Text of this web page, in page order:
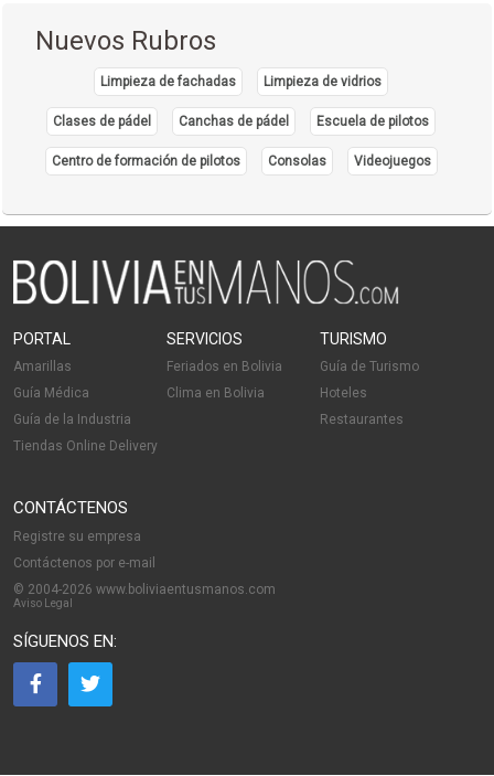
Nuevos Rubros
Limpieza de fachadas Limpieza de vidrios
Clases de pádel Canchas de pádel Escuela de pilotos
Centro de formación de pilotos Consolas Videojuegos
PORTAL
Amarillas
Guía Médica
Guía de la Industria
Tiendas Online Delivery
SERVICIOS
Feriados en Bolivia
Clima en Bolivia
TURISMO
Guía de Turismo
Hoteles
Restaurantes
CONTÁCTENOS
Registre su empresa
Contáctenos por e-mail
© 2004-2026 www.boliviaentusmanos.com
Aviso Legal
SÍGUENOS EN: